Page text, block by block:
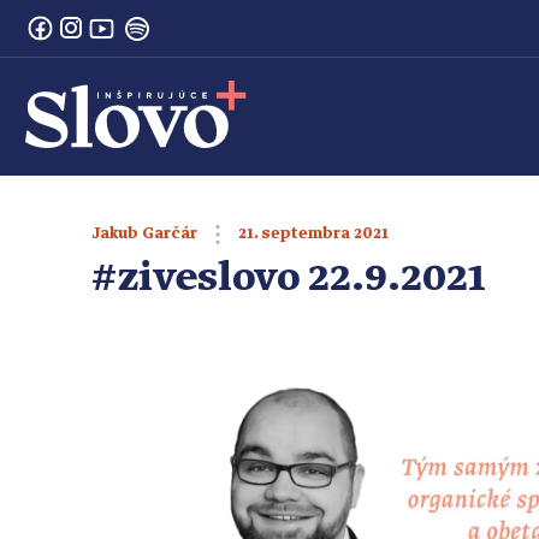
Jakub Garčár 21. septembra 2021
#ziveslovo 22.9.2021